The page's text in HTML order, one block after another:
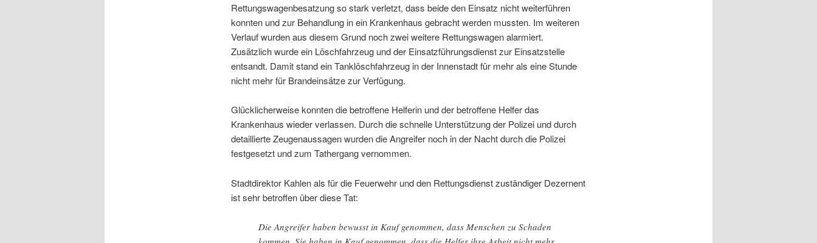
Rettungswagenbesatzung so stark verletzt, dass beide den Einsatz nicht weiterführen
konnten und zur Behandlung in ein Krankenhaus gebracht werden mussten. Im weiteren
Verlauf wurden aus diesem Grund noch zwei weitere Rettungswagen alarmiert.
Zusätzlich wurde ein Löschfahrzeug und der Einsatzführungsdienst zur Einsatzstelle
entsandt. Damit stand ein Tanklöschfahrzeug in der Innenstadt für mehr als eine Stunde
nicht mehr für Brandeinsätze zur Verfügung.
Glücklicherweise konnten die betroffene Helferin und der betroffene Helfer das
Krankenhaus wieder verlassen. Durch die schnelle Unterstützung der Polizei und durch
detaillierte Zeugenaussagen wurden die Angreifer noch in der Nacht durch die Polizei
festgesetzt und zum Tathergang vernommen.
Stadtdirektor Kahlen als für die Feuerwehr und den Rettungsdienst zuständiger Dezernent
ist sehr betroffen über diese Tat:
Die Angreifer haben bewusst in Kauf genommen, dass Menschen zu Schaden